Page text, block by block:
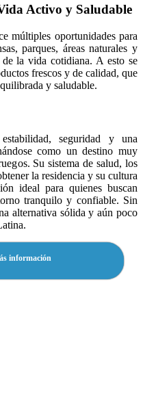
Activo y Saludable
múltiples oportunidades para
parques, áreas naturales y
la vida cotidiana. A esto se
frescos y de calidad, que
y saludable.
seguridad y una
como un destino muy
Su sistema de salud, los
la residencia y su cultura
ideal para quienes buscan
tranquilo y confiable. Sin
alternativa sólida y aún poco
información